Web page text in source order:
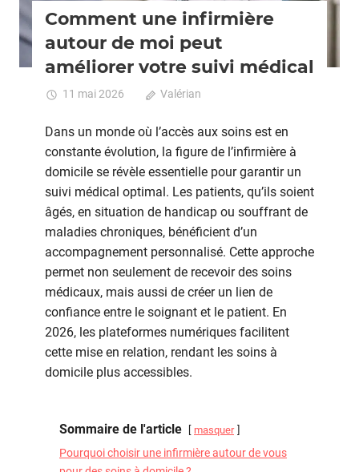
Comment une infirmière
autour de moi peut
améliorer votre suivi médical
11 mai 2026 Valérian
Comment
une
infirmière
de
moi
peut
améliorer
votre
suivi
médical
Dans un monde où l’accès aux soins est en
constante évolution, la figure de l’infirmière à
domicile se révèle essentielle pour garantir un
suivi médical optimal. Les patients, qu’ils soient
âgés, en situation de handicap ou souffrant de
maladies chroniques, bénéficient d’un
accompagnement personnalisé. Cette approche
permet non seulement de recevoir des soins
médicaux, mais aussi de créer un lien de
confiance entre le soignant et le patient. En
2026, les plateformes numériques facilitent
cette mise en relation, rendant les soins à
domicile plus accessibles.
Sommaire de l'article masquer
Pourquoi choisir une infirmière autour de vous